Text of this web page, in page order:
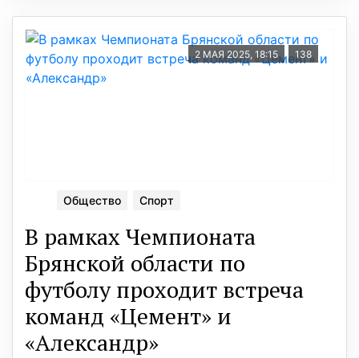
2 МАЯ 2025, 18:15 138
Общество Спорт
В рамках Чемпионата
Брянской области по
футболу проходит встреча
команд «Цемент» и
«Александр»